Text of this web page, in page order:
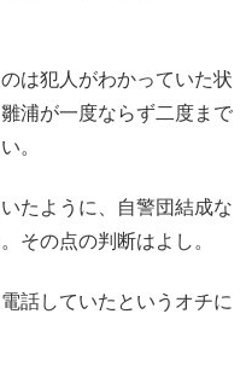
は犯人がわかっていた状
浦が一度ならず二度まで
。
たように、自警団結成な
その点の判断はよし。
話していたというオチに